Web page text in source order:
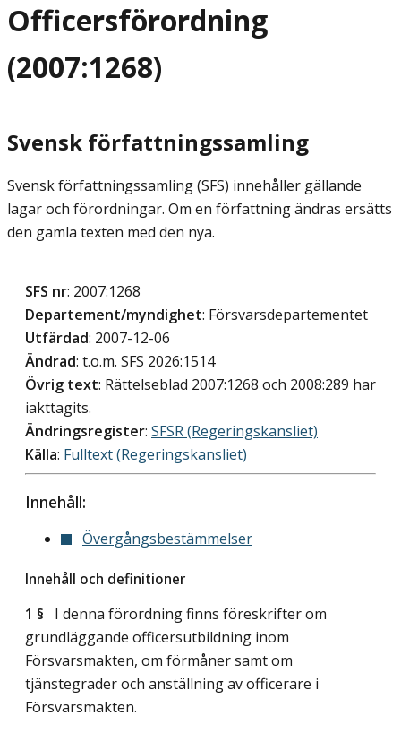
Officersförordning
(2007:1268)
Svensk författningssamling
Svensk författningssamling (SFS) innehåller gällande
lagar och förordningar. Om en författning ändras ersätts
den gamla texten med den nya.
SFS nr: 2007:1268
Departement/myndighet: Försvarsdepartementet
Utfärdad: 2007-12-06
Ändrad: t.o.m. SFS 2026:1514
Övrig text: Rättelseblad 2007:1268 och 2008:289 har
iakttagits.
Ändringsregister: SFSR (Regeringskansliet)
Källa: Fulltext (Regeringskansliet)
Innehåll:
Övergångsbestämmelser
Innehåll och definitioner
1 § I denna förordning finns föreskrifter om
grundläggande officersutbildning inom
Försvarsmakten, om förmåner samt om
tjänstegrader och anställning av officerare i
Försvarsmakten.